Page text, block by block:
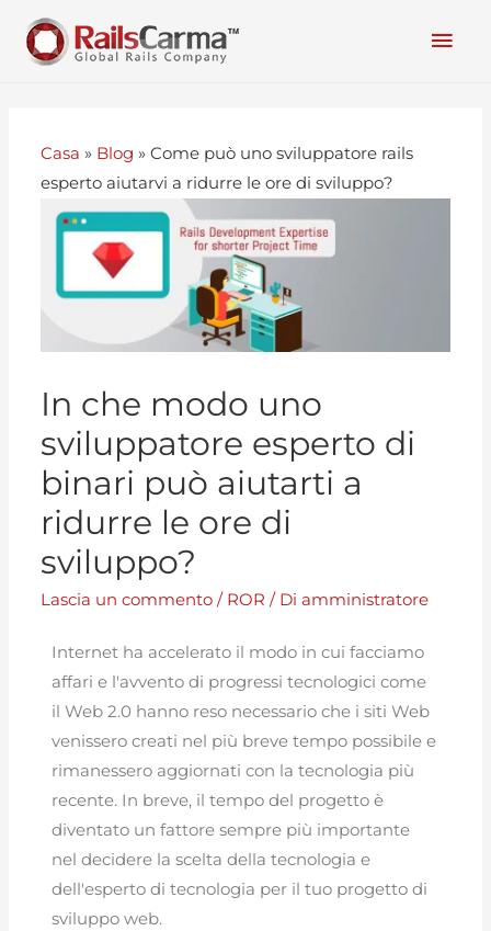
Casa » Blog »Come può uno sviluppatore rails
esperto aiutarvi a ridurre le ore di sviluppo?
In che modo uno
sviluppatore esperto di
binari può aiutarti a
ridurre le ore di
sviluppo?
Lascia un commento / ROR / Diamministratore
Internet ha accelerato il modo in cui facciamo
affari e l'avvento di progressi tecnologici come
il Web 2.0 hanno reso necessario che i siti Web
venissero creati nel più breve tempo possibile e
rimanessero aggiornati con la tecnologia più
recente. In breve, il tempo del progetto è
diventato un fattore sempre più importante
nel decidere la scelta della tecnologia e
dell'esperto di tecnologia per il tuo progetto di
sviluppo web.